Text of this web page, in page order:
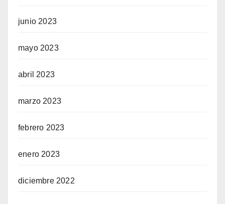
junio 2023
mayo 2023
abril 2023
marzo 2023
febrero 2023
enero 2023
diciembre 2022